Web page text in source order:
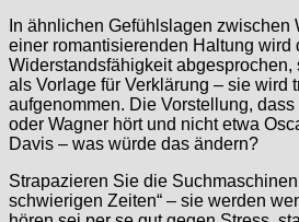
In ähnlichen Gefühlslagen zwischen
einer romantisierenden Haltung wird
Widerstandsfähigkeit abgesprochen,
als Vorlage für Verklärung – sie wird
aufgenommen. Die Vorstellung,
oder Wagner hört und nicht etwa
Davis – was würde das ändern?
Strapazieren Sie die
schwierigen Zeiten“ – sie werden